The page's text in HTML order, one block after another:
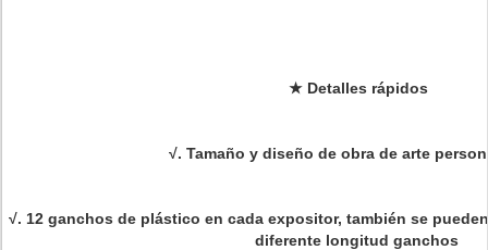
★ Detalles rápidos
√. Tamaño y diseño de obra de arte
√. 12 ganchos de plástico en cada expositor, también se
diferente longitud ganchos